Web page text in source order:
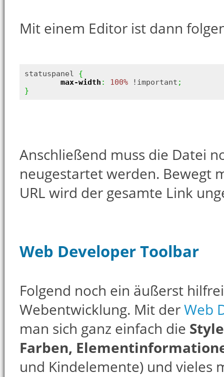
Mit einem Editor ist dann
statuspanel {
max-width : 100% !important ;
}
Anschließend muss die Datei
neugestartet werden. Bewegt
URL wird der gesamte Link
Web Developer Toolbar
Folgend noch ein äußerst
Webentwicklung. Mit derWeb
man sich ganz einfach die
Farben,
und Kindelemente) und vieles